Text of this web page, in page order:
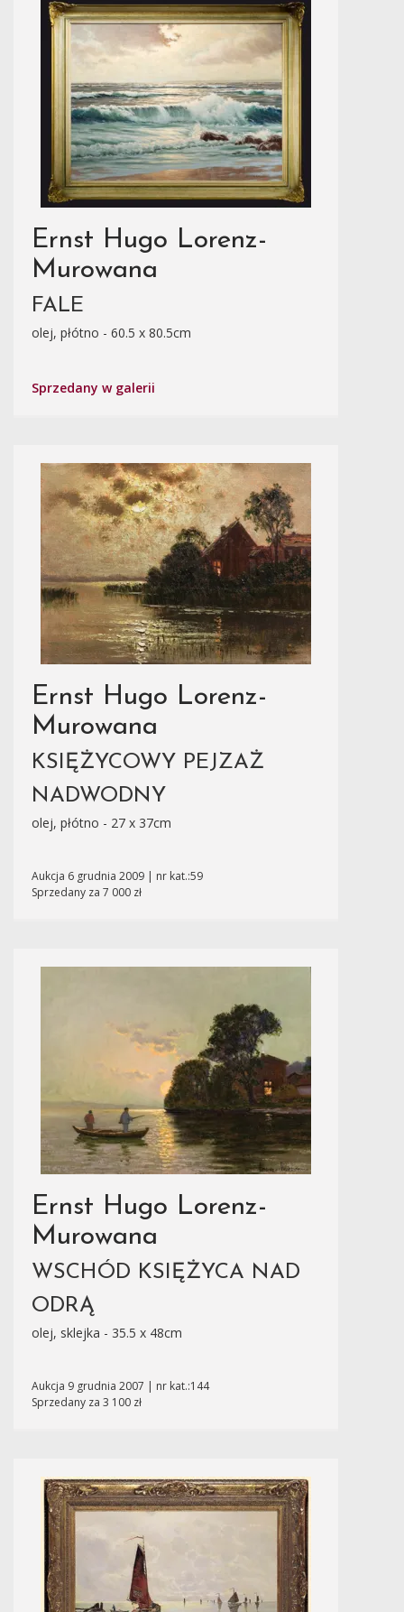
Ernst Hugo Lorenz-
Murowana
FALE
olej, płótno - 60.5 x 80.5cm
Sprzedany w galerii
Ernst Hugo Lorenz-
Murowana
KSIĘŻYCOWY PEJZAŻ
NADWODNY
olej, płótno - 27 x 37cm
Aukcja 6 grudnia 2009 | nr kat.:59
Sprzedany za 7 000 zł
Ernst Hugo Lorenz-
Murowana
WSCHÓD KSIĘŻYCA NAD
ODRĄ
olej, sklejka - 35.5 x 48cm
Aukcja 9 grudnia 2007 | nr kat.:144
Sprzedany za 3 100 zł